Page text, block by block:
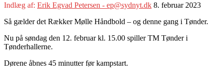
Indlæg af: Erik Egvad Petersen - ep@sydnyt.dk 8. februar 2023
Så gælder det Rækker Mølle Håndbold – og denne gang i Tønder.
Nu på søndag den 12. februar kl. 15.00 spiller TM Tønder i
Tønderhallerne.
Dørene åbnes 45 minutter før kampstart.